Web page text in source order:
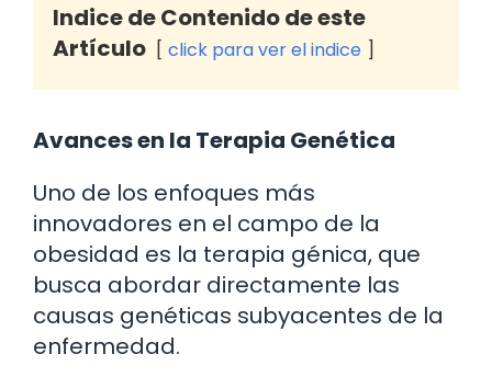
Indice de Contenido de este
Artículo
click para ver el indice
Avances en la Terapia Genética
Uno de los enfoques más
innovadores en el campo de la
obesidad es la terapia génica, que
busca abordar directamente las
causas genéticas subyacentes de la
enfermedad.